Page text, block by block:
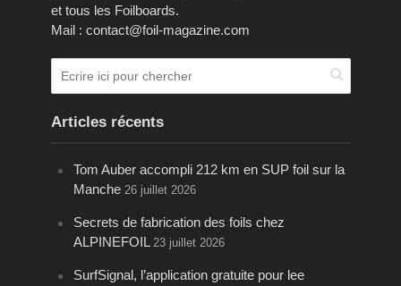
et tous les Foilboards.
Mail : contact@foil-magazine.com
Articles récents
Tom Auber accompli 212 km en SUP foil sur la
Manche 26 juillet 2026
Secrets de fabrication des foils chez
ALPINEFOIL 23 juillet 2026
SurfSignal, l’application gratuite pour lee